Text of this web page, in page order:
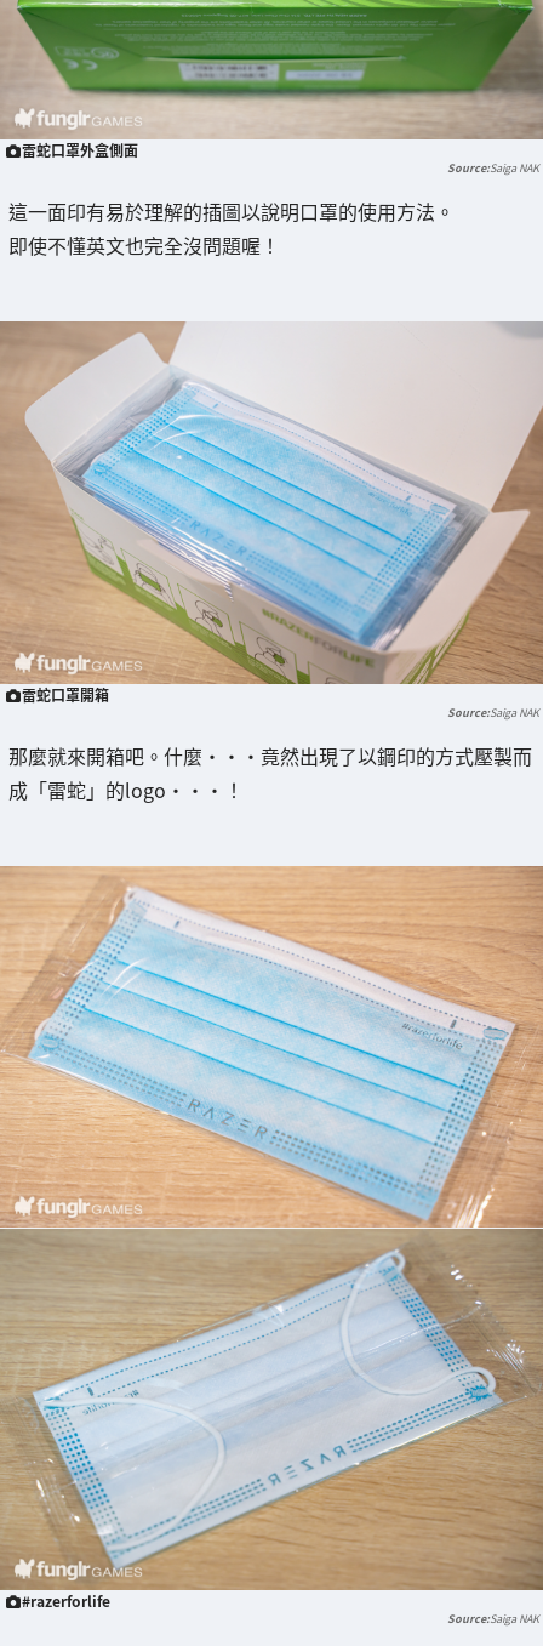
雷蛇口罩外盒側面
Saiga NAK
這一面印有易於理解的插圖以說明口罩的使用方法。
即使不懂英文也完全沒問題喔！
雷蛇口罩開箱
Saiga NAK
那麼就來開箱吧。什麼・・・竟然出現了以鋼印的方式壓製而
成「雷蛇」的logo・・・！
#razerforlife
Saiga NAK